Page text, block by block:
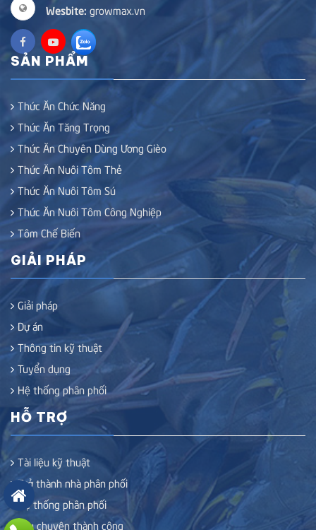
Wesbite: growmax.vn
SẢN PHẨM
Thức Ăn Chức Năng
Thức Ăn Tăng Trọng
Thức Ăn Chuyên Dùng Ương Gièo
Thức Ăn Nuôi Tôm Thẻ
Thức Ăn Nuôi Tôm Sú
Thức Ăn Nuôi Tôm Công Nghiệp
Tôm Chế Biến
GIẢI PHÁP
Giải pháp
Dự án
Thông tin kỹ thuật
Tuyển dụng
Hệ thống phân phối
HỖ TRỢ
Tài liệu kỹ thuật
Trở thành nhà phân phối
Hệ thống phân phối
Câu chuyện thành công